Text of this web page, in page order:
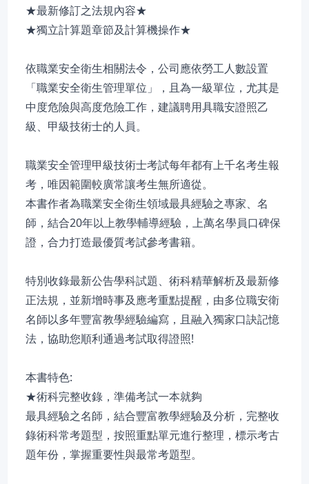
★最新修訂之法規內容★
★獨立計算題章節及計算機操作★
依職業安全衛生相關法令，公司應依勞工人數設置
「職業安全衛生管理單位」，且為一級單位，尤其是
中度危險與高度危險工作，建議聘用具職安證照乙
級、甲級技術士的人員。
職業安全管理甲級技術士考試每年都有上千名考生報
考，唯因範圍較廣常讓考生無所適從。
本書作者為職業安全衛生領域最具經驗之專家、名
師，結合20年以上教學輔導經驗，上萬名學員口碑保
證，合力打造最優質考試參考書籍。
特別收錄最新公告學科試題、術科精華解析及最新修
正法規，並新增時事及應考重點提醒，由多位職安衛
名師以多年豐富教學經驗編寫，且融入獨家口訣記憶
法，協助您順利通過考試取得證照!
本書特色:
★術科完整收錄，準備考試一本就夠
最具經驗之名師，結合豐富教學經驗及分析，完整收
錄術科常考題型，按照重點單元進行整理，標示考古
題年份，掌握重要性與最常考題型。